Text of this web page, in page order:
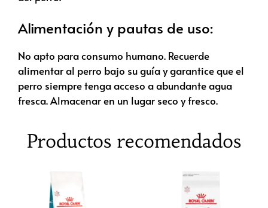
Alimentación y pautas de uso:
No apto para consumo humano. Recuerde
alimentar al perro bajo su guía y garantice que el
perro siempre tenga acceso a abundante agua
fresca. Almacenar en un lugar seco y fresco.
Productos recomendados